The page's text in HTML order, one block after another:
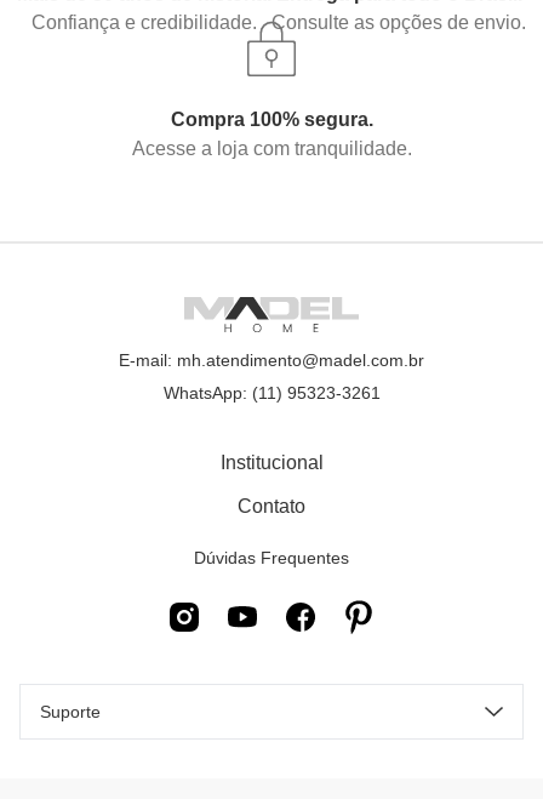
Confiança e credibilidade.
Consulte as opções de envio.
Compra 100% segura.
Acesse a loja com tranquilidade.
E-mail: mh.atendimento@madel.com.br
WhatsApp: (11) 95323-3261
Institucional
Contato
Dúvidas Frequentes
Suporte